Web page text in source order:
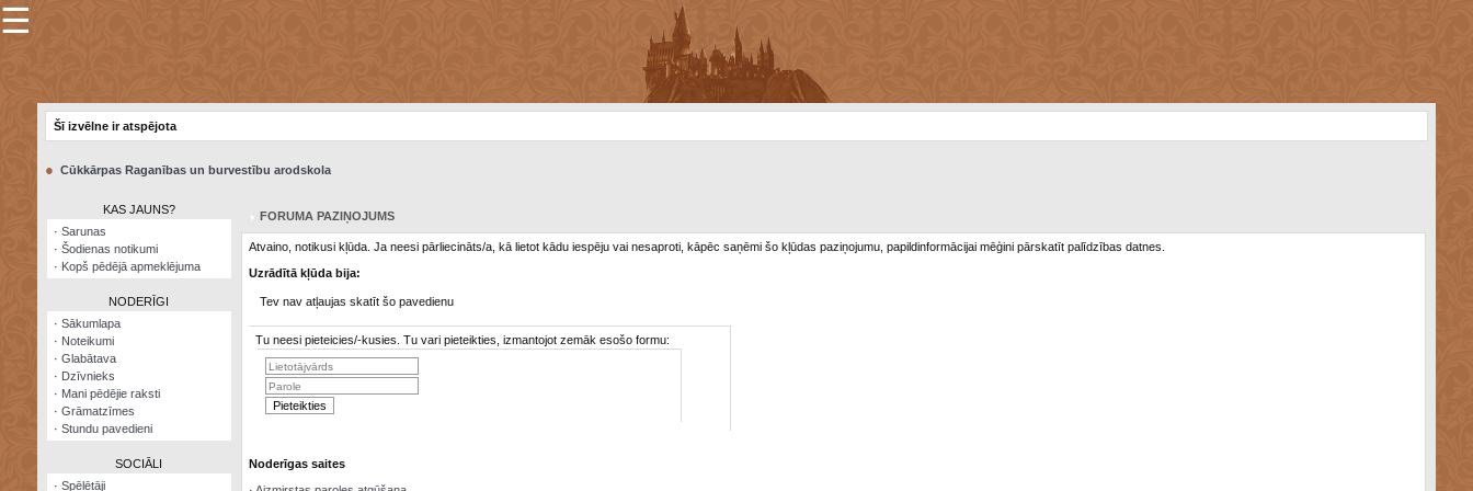
×
Šodienas
Visatcera
almanahs
☰
Šī izvēlne ir atspējota
● Cūkkārpas Raganības un burvestību arodskola
KAS JAUNS?
· Sarunas
· Šodienas notikumi
· Kopš pēdējā apmeklējuma
NODERĪGI
· Sākumlapa
· Noteikumi
· Glabātava
· Dzīvnieks
· Mani pēdējie raksti
· Grāmatzīmes
· Stundu pavedieni
SOCIĀLI
· Spēlētāji
FORUMA PAZIŅOJUMS
Atvaino, notikusi kļūda. Ja neesi pārliecināts/a, kā lietot kādu iespēju vai nesaproti, kāpēc saņēmi šo kļūdas paziņojumu, papildinformācijai mēģini pārskatīt palīdzības datnes.
Uzrādītā kļūda bija:
Tev nav atļaujas skatīt šo pavedienu
Tu neesi pieteicies/-kusies. Tu vari pieteikties, izmantojot zemāk esošo formu:
Noderīgas saites